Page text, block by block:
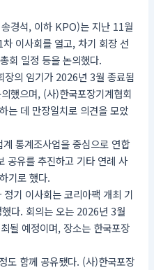
경석, 이하 KPO)는 지난 11월
이사회를 열고, 차기 회장 선
회 일정 등을 논의했다.
장의 임기가 2026년 3월 종료됨
했으며, (사)한국포장기계협회
는 데 만장일치로 의견을 모았
통계조사업을 중심으로 연합
공유를 추진하고 기타 연례 사
기로 했다.
기 이사회는 코리아팩 개최 기
다. 회의는 오는 2026년 3월
될 예정이며, 장소는 한국포장
도 함께 공유됐다. (사)한국포장